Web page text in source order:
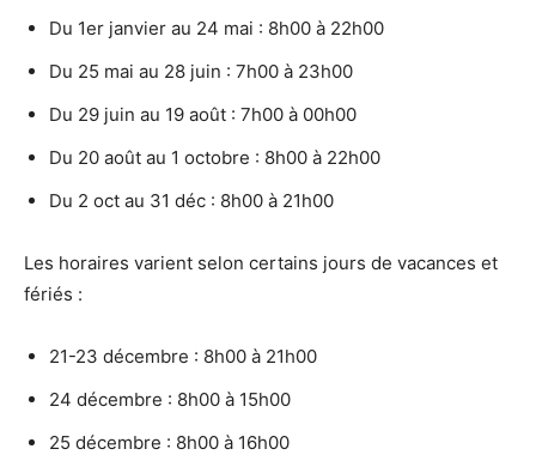
Du 1er janvier au 24 mai : 8h00 à 22h00
Du 25 mai au 28 juin : 7h00 à 23h00
Du 29 juin au 19 août : 7h00 à 00h00
Du 20 août au 1 octobre : 8h00 à 22h00
Du 2 oct au 31 déc : 8h00 à 21h00
Les horaires varient selon certains jours de vacances et
fériés :
21-23 décembre : 8h00 à 21h00
24 décembre : 8h00 à 15h00
25 décembre : 8h00 à 16h00